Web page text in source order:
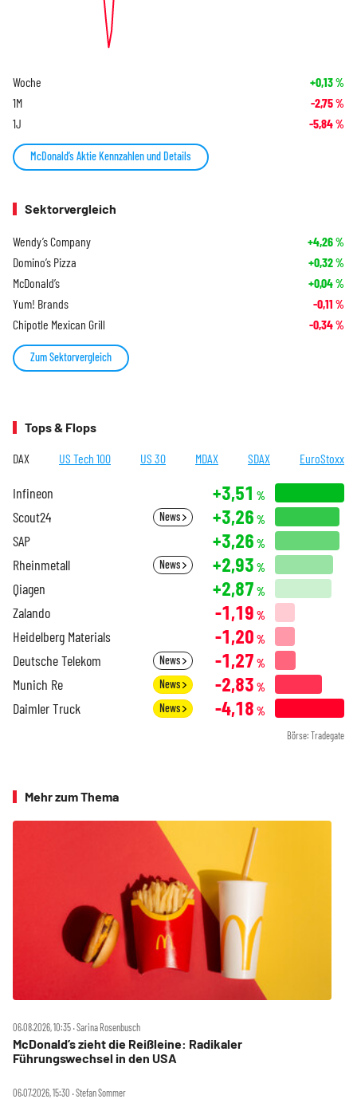
Woche +0,13%
1M -2,75%
1J -5,84%
McDonald’s Aktie Kennzahlen und Details
Sektorvergleich
Wendy’s Company +4,26%
Domino’s Pizza +0,32%
McDonald’s +0,04%
Yum! Brands -0,11 %
Chipotle Mexican Grill -0,34%
Zum Sektorvergleich
Tops & Flops
DAX US Tech 100 US 30 MDAX SDAX EuroStoxx
Infineon +3,51 %
Scout24 News +3,26 %
SAP +3,26 %
Rheinmetall News +2,93 %
Qiagen +2,87 %
Zalando -1,19 %
Heidelberg Materials -1,20 %
Deutsche Telekom News -1,27 %
Munich Re News -2,83 %
Daimler Truck News -4,18 %
Börse: Tradegate
Mehr zum Thema
06.08.2026, 10:35 ‧ Sarina Rosenbusch
McDonald’s zieht die Reißleine: Radikaler
Führungswechsel in den USA
06.07.2026, 15:30 ‧ Stefan Sommer